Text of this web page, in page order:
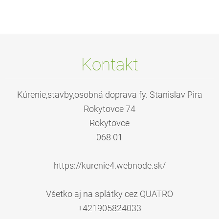
Kontakt
Kúrenie,stavby,osobná doprava fy. Stanislav Pira
Rokytovce 74
Rokytovce
068 01
https://kurenie4.webnode.sk/
Všetko aj na splátky cez QUATRO
+421905824033